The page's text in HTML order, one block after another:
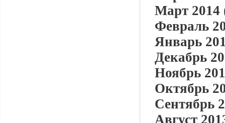
Март 2014
Февраль
Январь
Декабрь
Ноябрь
Октябрь
Сентябрь
Август